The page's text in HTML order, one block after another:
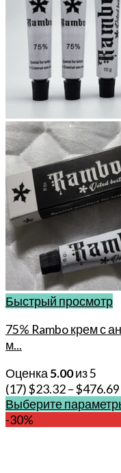
Быстрый просмотр
75% Rambo крем с
м...
Оценка5.00из 5
(17)$23.32–$476.69
Выберите
Этот
-30%